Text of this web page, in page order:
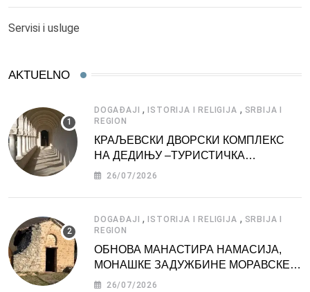
Servisi i usluge
AKTUELNO
DOGAĐAJI ,ISTORIJA I RELIGIJA , SRBIJA I
REGION
КРАЉЕВСКИ ДВОРСКИ КОМПЛЕКС
НА ДЕДИЊУ –ТУРИСТИЧКА
АТРАКЦИЈА
26/07/2026
DOGAĐAJI ,ISTORIJA I RELIGIJA , SRBIJA I
REGION
ОБНОВА МАНАСТИРА НАМАСИЈА,
МОНАШКЕ ЗАДУЖБИНЕ МОРАВСКЕ
СРБИЈЕ
26/07/2026